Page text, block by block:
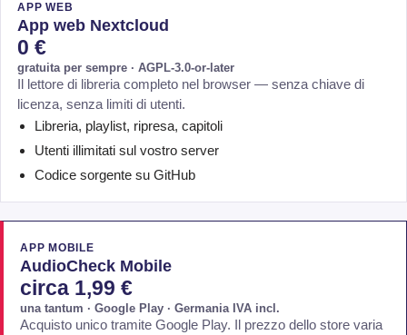
APP WEB
App web Nextcloud
0 €
gratuita per sempre · AGPL-3.0-or-later
Il lettore di libreria completo nel browser — senza chiave di
licenza, senza limiti di utenti.
Libreria, playlist, ripresa, capitoli
Utenti illimitati sul vostro server
Codice sorgente su GitHub
APP MOBILE
AudioCheck Mobile
circa 1,99 €
una tantum · Google Play · Germania IVA incl.
Acquisto unico tramite Google Play. Il prezzo dello store varia